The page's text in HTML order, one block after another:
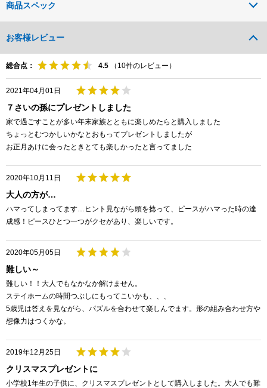
商品スペック
お客様レビュー
総合点： （ 10件のレビュー）
2021年04月01日
７さいの孫にプレゼントしました
家で過ごすことが多い年末家族とともに楽しめたらと購入しました
ちょっとむつかしいかなとおもってプレゼントしましたが
お正月あけに会ったときとても楽しかったと言ってました
2020年10月11日
大人の方が…
ハマってしまってます…ヒント見ながら頭を捻って、ピースがハマった時の達
成感！ピースひとつ一つがクセがあり、楽しいです。
2020年05月05日
難しい～
難しい！！大人でもなかなか解けません。
ステイホームの時間つぶしにもってこいかも、、、
5歳児は答えを見ながら、パズルを合わせて楽しんでます。形の組み合わせ方や
想像力はつくかな。
2019年12月25日
クリスマスプレゼントに
小学校1年生の子供に、クリスマスプレゼントとして購入しました。大人でも難